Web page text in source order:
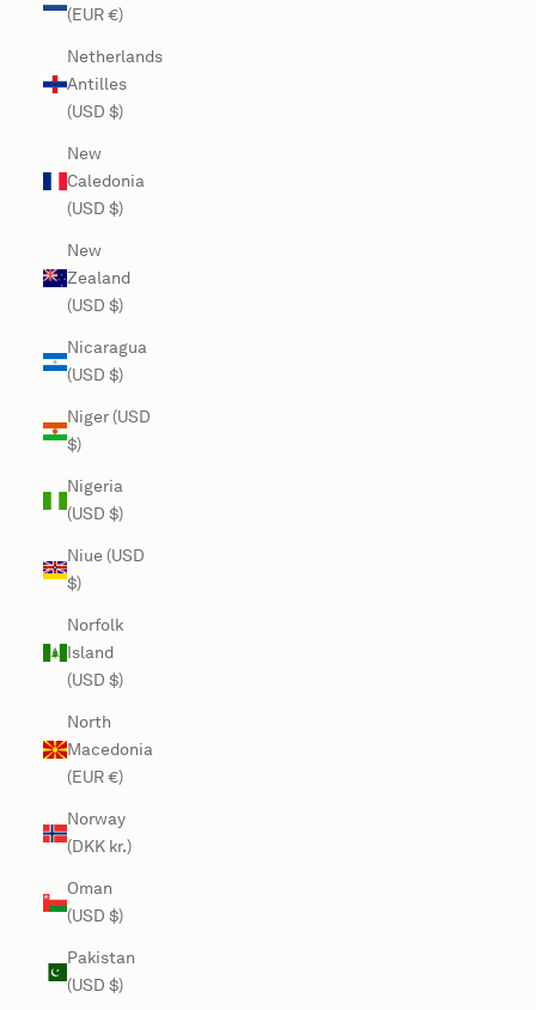
(EUR €)
Netherlands
Antilles
(USD $)
New
Caledonia
(USD $)
New
Zealand
(USD $)
Nicaragua
(USD $)
Niger (USD
$)
Nigeria
(USD $)
Niue (USD
$)
Norfolk
Island
(USD $)
North
Macedonia
(EUR €)
Norway
(DKK kr.)
Oman
(USD $)
Pakistan
(USD $)